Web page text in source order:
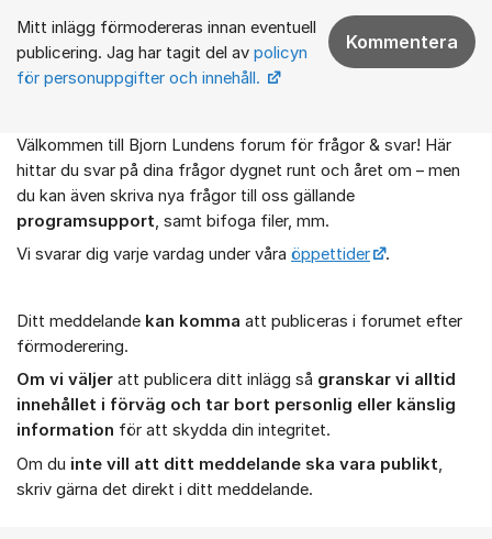
Mitt inlägg förmodereras innan eventuell
publicering. Jag har tagit del av policyn
för personuppgifter och innehåll.
Kommentera
Om forumet
Välkommen till Bjorn Lundens forum för frågor & svar! Här
hittar du svar på dina frågor dygnet runt och året om – men
du kan även skriva nya frågor till oss gällande
programsupport , samt bifoga filer, mm.
Vi svarar dig varje vardag under våra öppettider .
Ditt meddelande kan komma att publiceras i forumet efter
förmoderering.
Om vi väljer att publicera ditt inlägg så granskar vi alltid
innehållet i förväg och tar bort personlig eller känslig
information för att skydda din integritet.
Om du inte vill att ditt meddelande ska vara publikt,
skriv gärna det direkt i ditt meddelande.